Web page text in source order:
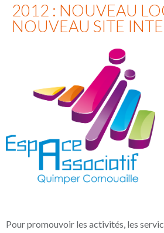
2012 : NOUVEAU
NOUVEAU SITE
Pour promouvoir les activités, les